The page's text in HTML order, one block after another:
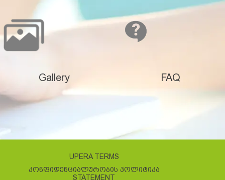
Gallery FAQ
UPERA TERMS
ᲙᲝᲜᲤᲘᲓᲔᲜᲪᲘᲐᲚᲣᲠᲝᲑᲘᲡ ᲞᲝᲚᲘᲢᲘᲙᲐ
STATEMENT